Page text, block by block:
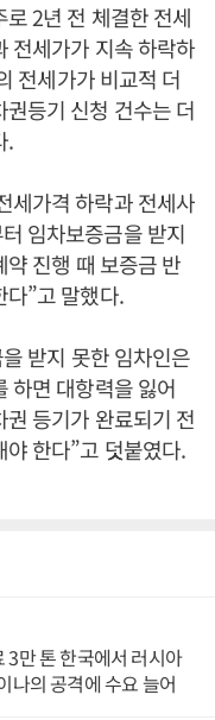
2년 전 체결한 전세
전세가가 지속 하락하
전세가가 비교적 더
등기 신청 건수는 더
.
세가격 하락과 전세사
임차보증금을 받지
진행 때 보증금 반
다”고 말했다.
받지 못한 임차인은
하면 대항력을 잃어
등기가 완료되기 전
한다”고 덧붙였다.
만 톤 한국에서 러시아
나의 공격에 수요 늘어